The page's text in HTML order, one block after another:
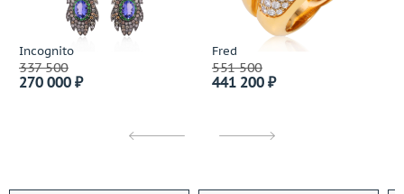
Incognito
337 500
270 000 ₽
Fred
551 500
441 200 ₽